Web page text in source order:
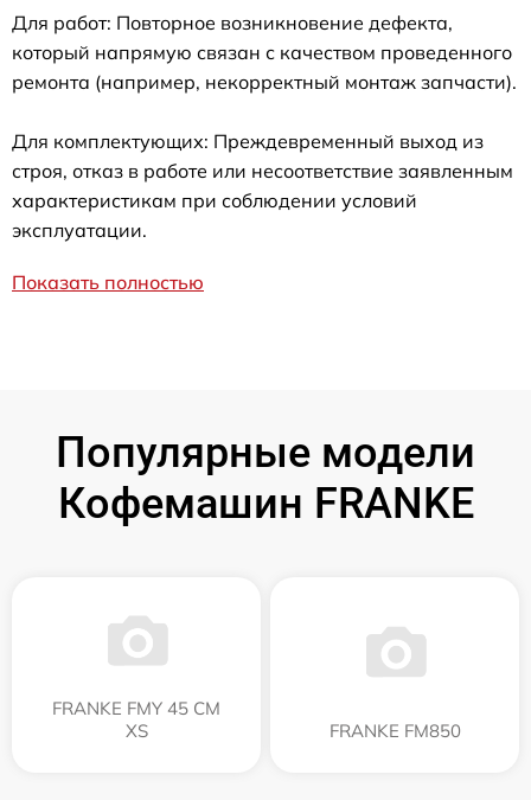
Для работ: Повторное возникновение дефекта,
который напрямую связан с качеством проведенного
ремонта (например, некорректный монтаж запчасти).
Для комплектующих: Преждевременный выход из
строя, отказ в работе или несоответствие заявленным
характеристикам при соблюдении условий
эксплуатации.
Показать полностью
Популярные модели
Кофемашин FRANKE
FRANKE FMY 45 CM
XS
FRANKE FM850